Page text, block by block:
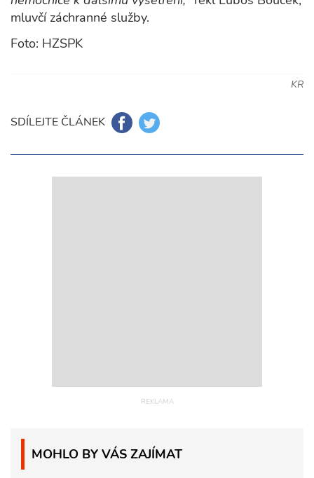
mluvčí záchranné služby.
Foto: HZSPK
KR
SDÍLEJTE ČLÁNEK
MOHLO BY VÁS ZAJÍMAT